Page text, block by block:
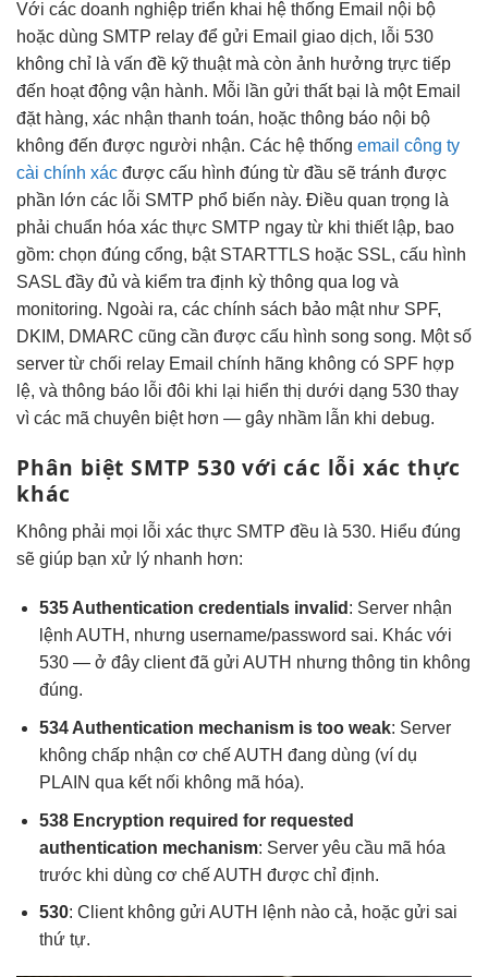
Với các doanh nghiệp triển khai hệ thống Email nội bộ
hoặc dùng SMTP relay để gửi Email giao dịch, lỗi 530
không chỉ là vấn đề kỹ thuật mà còn ảnh hưởng trực tiếp
đến hoạt động vận hành. Mỗi lần gửi thất bại là một Email
đặt hàng, xác nhận thanh toán, hoặc thông báo nội bộ
không đến được người nhận. Các hệ thống email công ty
cài chính xác được cấu hình đúng từ đầu sẽ tránh được
phần lớn các lỗi SMTP phổ biến này. Điều quan trọng là
phải chuẩn hóa xác thực SMTP ngay từ khi thiết lập, bao
gồm: chọn đúng cổng, bật STARTTLS hoặc SSL, cấu hình
SASL đầy đủ và kiểm tra định kỳ thông qua log và
monitoring. Ngoài ra, các chính sách bảo mật như SPF,
DKIM, DMARC cũng cần được cấu hình song song. Một số
server từ chối relay Email chính hãng không có SPF hợp
lệ, và thông báo lỗi đôi khi lại hiển thị dưới dạng 530 thay
vì các mã chuyên biệt hơn — gây nhầm lẫn khi debug.
Phân biệt SMTP 530 với các lỗi xác thực
khác
Không phải mọi lỗi xác thực SMTP đều là 530. Hiểu đúng
sẽ giúp bạn xử lý nhanh hơn:
535 Authentication credentials invalid : Server nhận
lệnh AUTH, nhưng username/password sai. Khác với
530 — ở đây client đã gửi AUTH nhưng thông tin không
đúng.
534 Authentication mechanism is too weak: Server
không chấp nhận cơ chế AUTH đang dùng (ví dụ
PLAIN qua kết nối không mã hóa).
538 Encryption required for requested
authentication mechanism: Server yêu cầu mã hóa
trước khi dùng cơ chế AUTH được chỉ định.
530: Client không gửi AUTH lệnh nào cả, hoặc gửi sai
thứ tự.